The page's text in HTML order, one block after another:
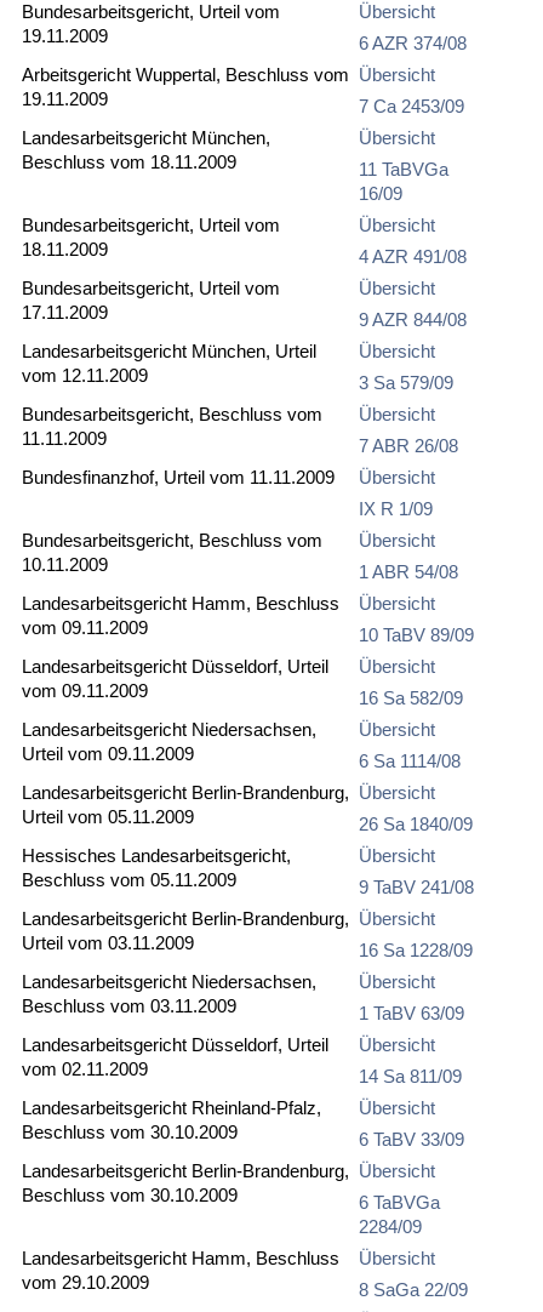
Bundesarbeitsgericht, Urteil vom
19.11.2009
Übersicht
6 AZR 374/08
Arbeitsgericht Wuppertal, Beschluss vom
19.11.2009
Übersicht
7 Ca 2453/09
Landesarbeitsgericht München,
Beschluss vom 18.11.2009
Übersicht
11 TaBVGa
16/09
Bundesarbeitsgericht, Urteil vom
18.11.2009
Übersicht
4 AZR 491/08
Bundesarbeitsgericht, Urteil vom
17.11.2009
Übersicht
9 AZR 844/08
Landesarbeitsgericht München, Urteil
vom 12.11.2009
Übersicht
3 Sa 579/09
Bundesarbeitsgericht, Beschluss vom
11.11.2009
Übersicht
7 ABR 26/08
Bundesfinanzhof, Urteil vom 11.11.2009
Übersicht
IX R 1/09
Bundesarbeitsgericht, Beschluss vom
10.11.2009
Übersicht
1 ABR 54/08
Landesarbeitsgericht Hamm, Beschluss
vom 09.11.2009
Übersicht
10 TaBV 89/09
Landesarbeitsgericht Düsseldorf, Urteil
vom 09.11.2009
Übersicht
16 Sa 582/09
Landesarbeitsgericht Niedersachsen,
Urteil vom 09.11.2009
Übersicht
6 Sa 1114/08
Landesarbeitsgericht Berlin-Brandenburg,
Urteil vom 05.11.2009
Übersicht
26 Sa 1840/09
Hessisches Landesarbeitsgericht,
Beschluss vom 05.11.2009
Übersicht
9 TaBV 241/08
Landesarbeitsgericht Berlin-Brandenburg,
Urteil vom 03.11.2009
Übersicht
16 Sa 1228/09
Landesarbeitsgericht Niedersachsen,
Beschluss vom 03.11.2009
Übersicht
1 TaBV 63/09
Landesarbeitsgericht Düsseldorf, Urteil
vom 02.11.2009
Übersicht
14 Sa 811/09
Landesarbeitsgericht Rheinland-Pfalz,
Beschluss vom 30.10.2009
Übersicht
6 TaBV 33/09
Landesarbeitsgericht Berlin-Brandenburg,
Beschluss vom 30.10.2009
Übersicht
6 TaBVGa
2284/09
Landesarbeitsgericht Hamm, Beschluss
vom 29.10.2009
Übersicht
8 SaGa 22/09